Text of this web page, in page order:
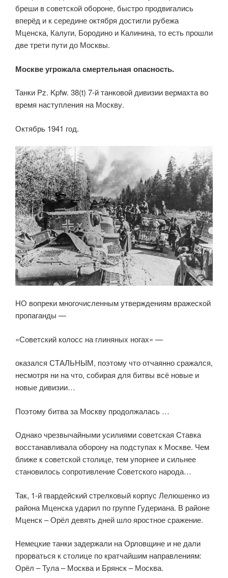
бреши в советской обороне, быстро продвигались
вперёд и к середине октября достигли рубежа
Мценска, Калуги, Бородино и Калинина, то есть прошли
две трети пути до Москвы.
Москве угрожала смертельная опасность.
Танки Pz. Kpfw. 38(t) 7-й танковой дивизии вермахта во
время наступления на Москву.
Октябрь 1941 год.
НО вопреки многочисленным утверждениям вражеской
пропаганды —
«Советский колосс на глиняных ногах» —
оказался СТАЛЬНЫМ, поэтому что отчаянно сражался,
несмотря ни на что, собирая для битвы всё новые и
новые дивизии…
Поэтому битва за Москву продолжалась …
Однако чрезвычайными усилиями советская Ставка
восстанавливала оборону на подступах к Москве. Чем
ближе к советской столице, тем упорнее и сильнее
становилось сопротивление Советского народа…
Так, 1-й гвардейский стрелковый корпус Лелюшенко из
района Мценска ударил по группе Гудериана. В районе
Мценск – Орёл девять дней шло яростное сражение.
Немецкие танки задержали на Орловщине и не дали
прорваться к столице по кратчайшим направлениям:
Орёл – Тула – Москва и Брянск – Москва.